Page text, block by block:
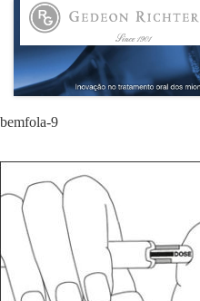
HOME
GEDEON RICHTER PORTUGAL
GEDEON RICHTER GRUPO
ÁREAS TERAPÊUTICAS
MEDIA
bemfola-9